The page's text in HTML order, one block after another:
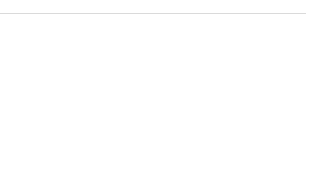
voňavé bylinky, kvetové esencie a
pre zachovanie plnosti vlasov.